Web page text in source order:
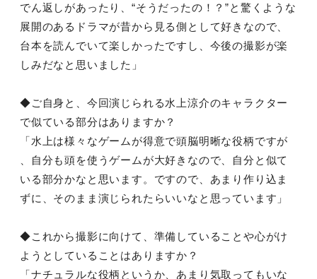
でん返しがあったり、“そうだったの！？”と驚くような
展開のあるドラマが昔から見る側として好きなので、
台本を読んでいて楽しかったですし、今後の撮影が楽
しみだなと思いました」
◆ご自身と、今回演じられる水上涼介のキャラクター
で似ている部分はありますか？
「水上は様々なゲームが得意で頭脳明晰な役柄ですが
、自分も頭を使うゲームが大好きなので、自分と似て
いる部分かなと思います。ですので、あまり作り込ま
ずに、そのまま演じられたらいいなと思っています」
◆これから撮影に向けて、準備していることや心がけ
ようとしていることはありますか？
「ナチュラルな役柄というか、あまり気取ってもいな